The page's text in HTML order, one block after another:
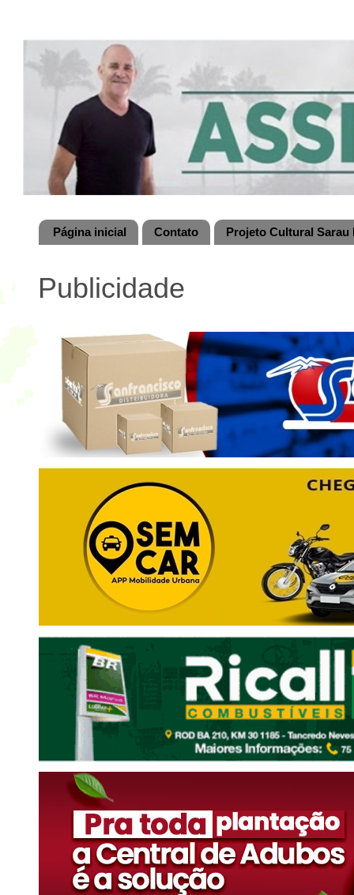
Página inicial Contato Projeto Cultural
Publicidade